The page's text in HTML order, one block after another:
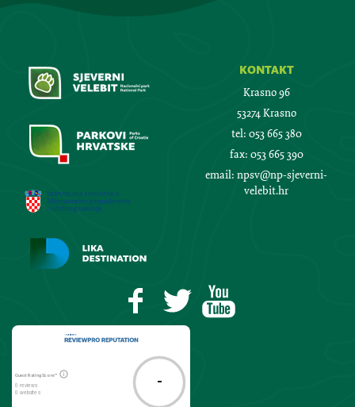
kontakt
Krasno 96
53274 Krasno
tel: 053 665 380
fax: 053 665 390
email: npsv@np-sjeverni-
velebit.hr
Guest Rating Score™
0 reviews
0 websites
-